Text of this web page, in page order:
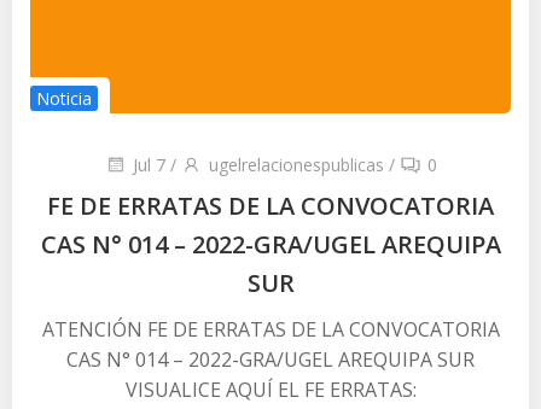
Noticia
Jul 7 / ugelrelacionespublicas / 0
FE DE ERRATAS DE LA CONVOCATORIA
CAS N° 014 – 2022-GRA/UGEL AREQUIPA
SUR
ATENCIÓN FE DE ERRATAS DE LA CONVOCATORIA
CAS N° 014 – 2022-GRA/UGEL AREQUIPA SUR
VISUALICE AQUÍ EL FE ERRATAS: